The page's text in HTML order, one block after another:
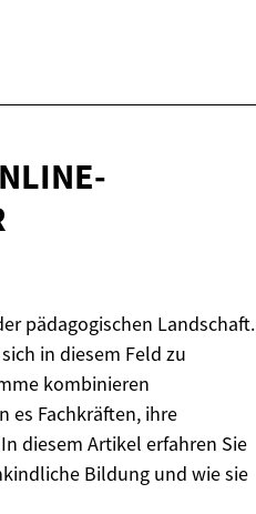
pädagogischen Landschaft.
in diesem Feld zu
kombinieren
es Fachkräften, ihre
diesem Artikel erfahren Sie
Bildung und wie sie